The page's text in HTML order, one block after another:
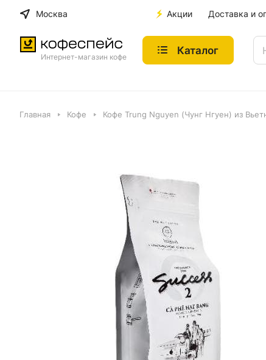
Москва Акции Доставка и
Интернет-магазин кофе
Каталог
Главная Кофе Кофе Trung Nguyen (Чунг Нгуен) из